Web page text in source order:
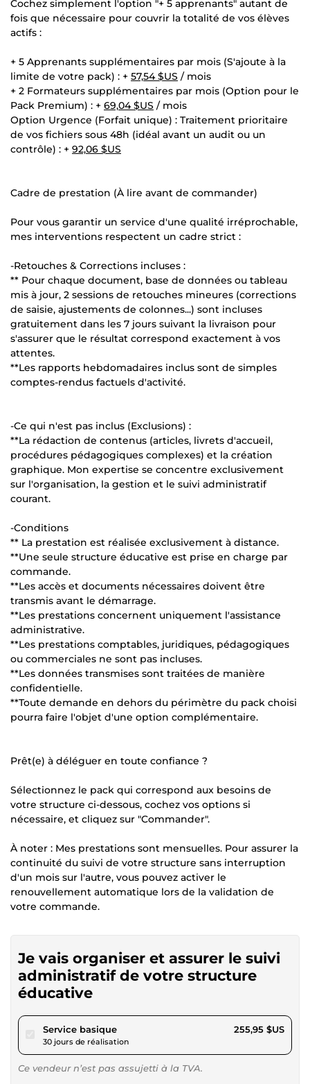
Cochez simplement l'option "+ 5 apprenants" autant de
fois que nécessaire pour couvrir la totalité de vos élèves
actifs :
+ 5 Apprenants supplémentaires par mois (S'ajoute à la
limite de votre pack) : + 57,54 $US / mois
+ 2 Formateurs supplémentaires par mois (Option pour le
Pack Premium) : + 69,04 $US / mois
Option Urgence (Forfait unique) : Traitement prioritaire
de vos fichiers sous 48h (idéal avant un audit ou un
contrôle) : + 92,06 $US
Cadre de prestation (À lire avant de commander)
Pour vous garantir un service d'une qualité irréprochable,
mes interventions respectent un cadre strict :
-Retouches & Corrections incluses :
** Pour chaque document, base de données ou tableau
mis à jour, 2 sessions de retouches mineures (corrections
de saisie, ajustements de colonnes...) sont incluses
gratuitement dans les 7 jours suivant la livraison pour
s'assurer que le résultat correspond exactement à vos
attentes.
**Les rapports hebdomadaires inclus sont de simples
comptes-rendus factuels d'activité.
-Ce qui n'est pas inclus (Exclusions) :
**La rédaction de contenus (articles, livrets d'accueil,
procédures pédagogiques complexes) et la création
graphique. Mon expertise se concentre exclusivement
sur l'organisation, la gestion et le suivi administratif
courant.
-Conditions
** La prestation est réalisée exclusivement à distance.
**Une seule structure éducative est prise en charge par
commande.
**Les accès et documents nécessaires doivent être
transmis avant le démarrage.
**Les prestations concernent uniquement l'assistance
administrative.
**Les prestations comptables, juridiques, pédagogiques
ou commerciales ne sont pas incluses.
**Les données transmises sont traitées de manière
confidentielle.
**Toute demande en dehors du périmètre du pack choisi
pourra faire l'objet d'une option complémentaire.
Prêt(e) à déléguer en toute confiance ?
Sélectionnez le pack qui correspond aux besoins de
votre structure ci-dessous, cochez vos options si
nécessaire, et cliquez sur "Commander".
À noter : Mes prestations sont mensuelles. Pour assurer la
continuité du suivi de votre structure sans interruption
d'un mois sur l'autre, vous pouvez activer le
renouvellement automatique lors de la validation de
votre commande.
Je vais organiser et assurer le suivi
administratif de votre structure
éducative
Service basiquepour 235,89 $US
30 jours de réalisation
255,95 $US
Ce vendeur n’est pas assujetti à la TVA.